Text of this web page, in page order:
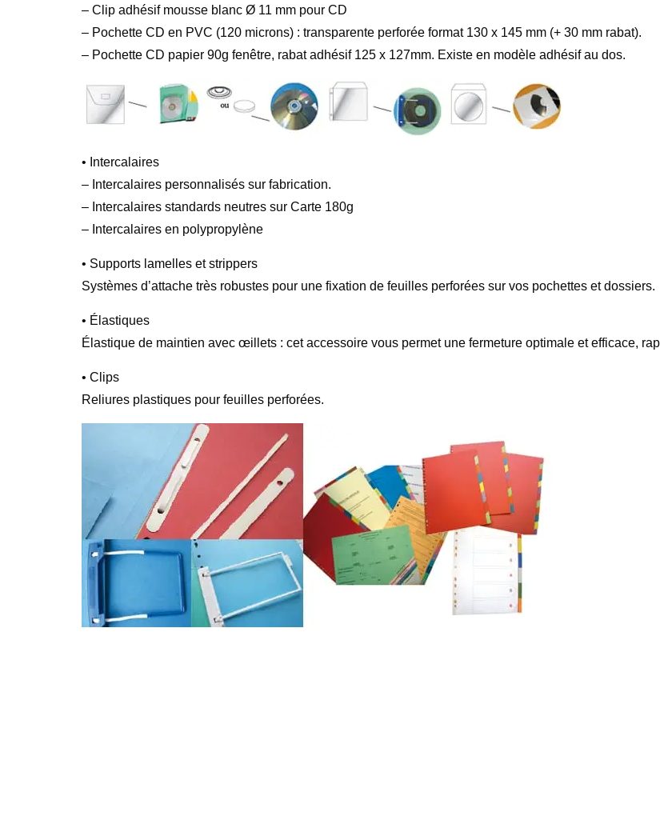
– Clip adhésif mousse blanc Ø 11 mm pour CD
– Pochette CD en PVC (120 microns) : transparente perforée format 130 x 145 mm (+ 30 mm rabat).
– Pochette CD papier 90g fenêtre, rabat adhésif 125 x 127mm. Existe en modèle adhésif au dos.
• Intercalaires
– Intercalaires personnalisés sur fabrication.
– Intercalaires standards neutres sur Carte 180g
– Intercalaires en polypropylène
• Supports lamelles et strippers
Systèmes d’attache très robustes pour une fixation de feuilles perforées sur vos pochettes et dossiers.
• Élastiques
Élastique de maintien avec œillets : cet accessoire vous permet une fermeture optimale et efficace,
• Clips
Reliures plastiques pour feuilles perforées.